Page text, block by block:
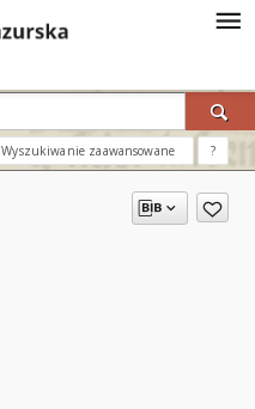
Wyszukiwanie zaawansowane ?